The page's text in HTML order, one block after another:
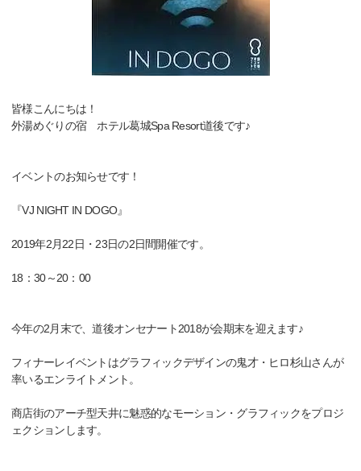
皆様こんにちは！
外湯めぐりの宿 ホテル葛城Spa Resort道後です♪
イベントのお知らせです！
『VJ NIGHT IN DOGO』
2019年2月22日・23日の2日間開催です。
18：30～20：00
今年の2月末で、道後オンセナート2018が会期末を迎えます♪
フィナーレイベントはグラフィックデザインの鬼才・ヒロ杉山さんが
率いるエンライトメント。
商店街のアーチ型天井に魅惑的なモーション・グラフィックをプロジ
ェクションします。